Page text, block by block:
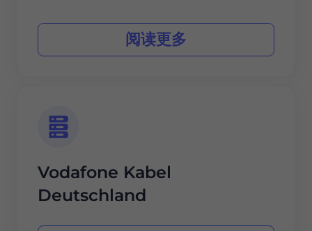
阅读更多
Vodafone Kabel
Deutschland